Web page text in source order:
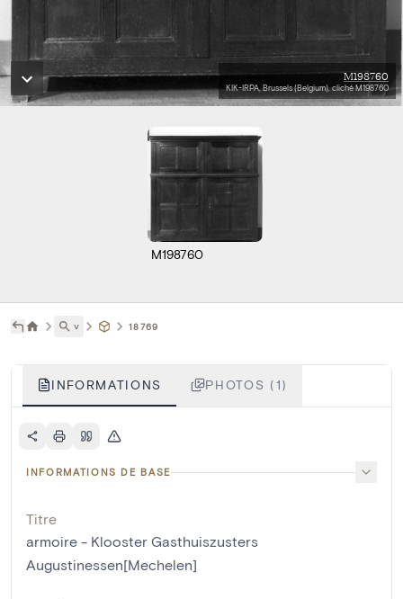
M198760
KIK-IRPA, Brussels (Belgium), cliché M198760
M198760
˅ 18769
INFORMATIONS PHOTOS (1)
INFORMATIONS DE BASE
Titre
armoire - Klooster Gasthuiszusters
Augustinessen[Mechelen]